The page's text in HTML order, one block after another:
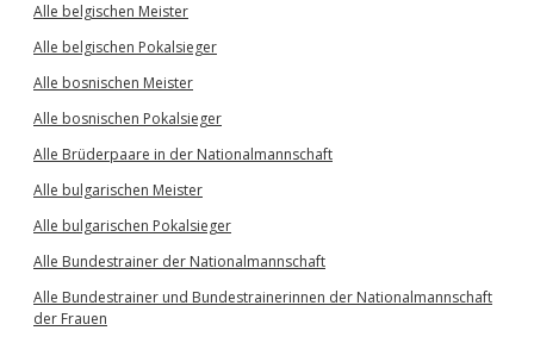
Alle belgischen Meister
Alle belgischen Pokalsieger
Alle bosnischen Meister
Alle bosnischen Pokalsieger
Alle Brüderpaare in der Nationalmannschaft
Alle bulgarischen Meister
Alle bulgarischen Pokalsieger
Alle Bundestrainer der Nationalmannschaft
Alle Bundestrainer und Bundestrainerinnen der Nationalmannschaft
der Frauen